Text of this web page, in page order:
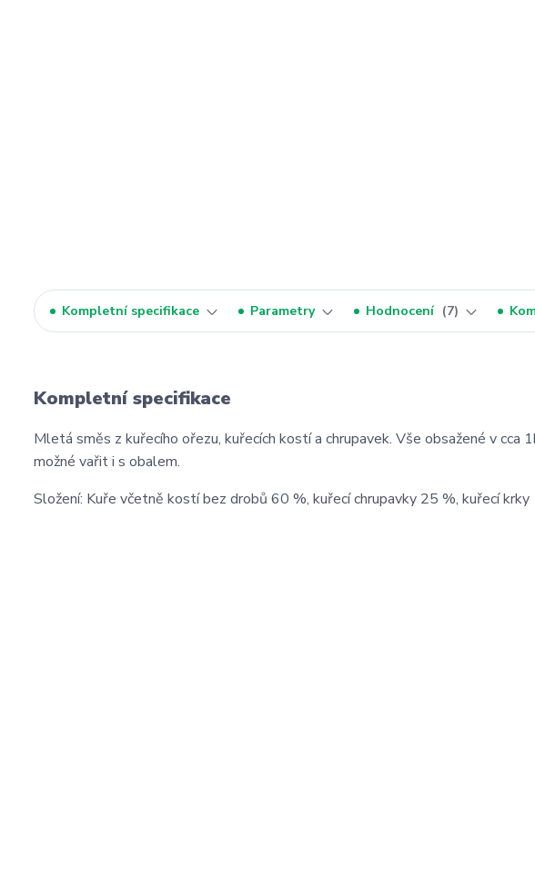
Kompletní specifikace Parametry Hodnocení 7
Kompletní specifikace
Mletá směs z kuřecího ořezu, kuřecích kostí a chrupavek. Vše obsažené v
možné vařit i s obalem.
Složení: Kuře včetně kostí bez drobů 60 %, kuřecí chrupavky 25 %, kuřecí